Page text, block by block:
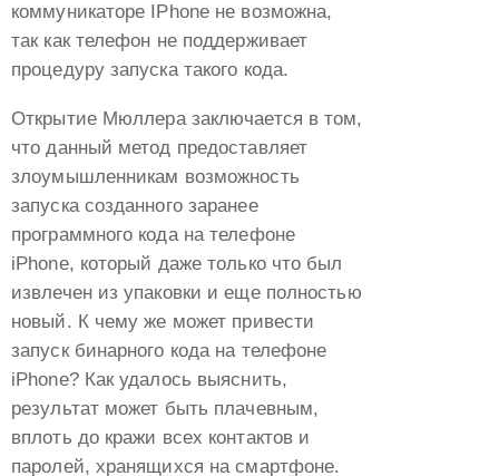
iPhone 6s
iPhone 6 plus
iPhone 6
iPhone SE
iPhone 5c
iPhone 5s
iPhone 5
iPhone 4s
iPhone 6 plus
iPhone 6
iPhone 5c
iPhone 5s
коммуникаторе IPhone не возможна,
так как телефон не поддерживает
процедуру запуска такого кода.
Открытие Мюллера заключается в том,
что данный метод предоставляет
злоумышленникам возможность
запуска созданного заранее
программного кода на телефоне
iPhone, который даже только что был
извлечен из упаковки и еще полностью
новый. К чему же может привести
запуск бинарного кода на телефоне
iPhone? Как удалось выяснить,
результат может быть плачевным,
вплоть до кражи всех контактов и
паролей, хранящихся на смартфоне.